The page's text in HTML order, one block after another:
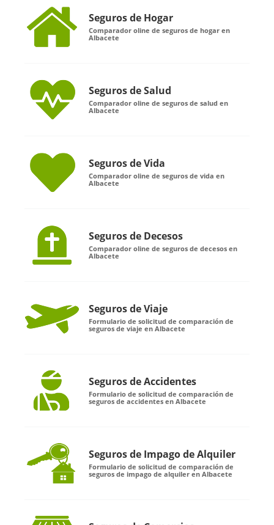
Seguros de Hogar
Comparador oline de seguros de hogar en
Albacete
Seguros de Salud
Comparador oline de seguros de salud en
Albacete
Seguros de Vida
Comparador oline de seguros de vida en
Albacete
Seguros de Decesos
Comparador oline de seguros de decesos en
Albacete
Seguros de Viaje
Formulario de solicitud de comparación de
seguros de viaje en Albacete
Seguros de Accidentes
Formulario de solicitud de comparación de
seguros de accidentes en Albacete
Seguros de Impago de Alquiler
Formulario de solicitud de comparación de
seguros de impago de alquiler en Albacete